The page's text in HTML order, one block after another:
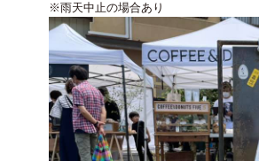
※雨天中止の場合あり